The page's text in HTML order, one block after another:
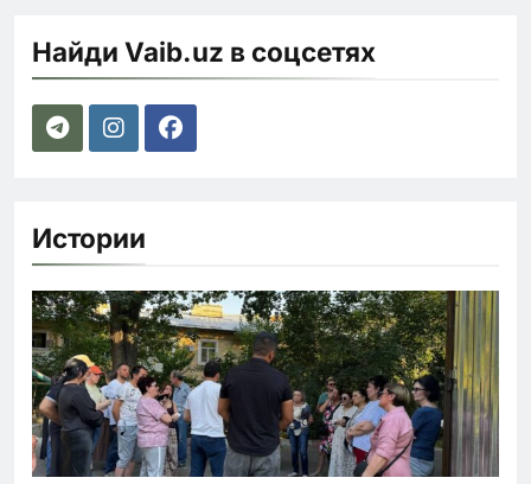
Найди Vaib.uz в соцсетях
Истории